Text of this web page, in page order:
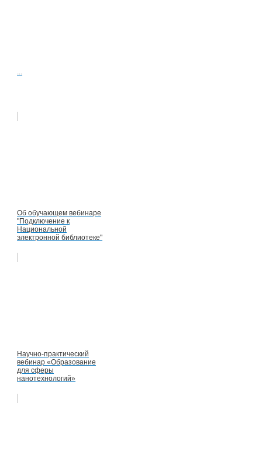
Об обучающем вебинаре
"Подключение к
Национальной
электронной библиотеке"
Научно-практический
вебинар «Образование
для сферы
нанотехнологий»